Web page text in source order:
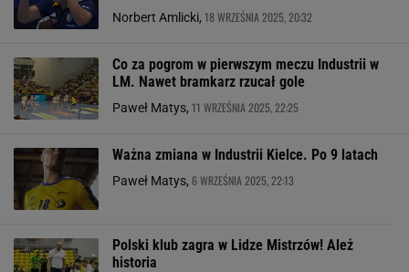
Norbert Amlicki, 18 WRZEŚNIA 2025, 20:32
Co za pogrom w pierwszym meczu Industrii w
LM. Nawet bramkarz rzucał gole
Paweł Matys, 11 WRZEŚNIA 2025, 22:25
Ważna zmiana w Industrii Kielce. Po 9 latach
Paweł Matys, 6 WRZEŚNIA 2025, 22:13
Polski klub zagra w Lidze Mistrzów! Ależ
historia